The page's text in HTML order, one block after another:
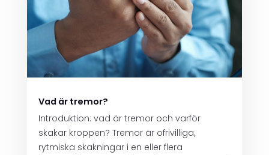
Vad är tremor?
Introduktion: vad är tremor och varför
skakar kroppen? Tremor är ofrivilliga,
rytmiska skakningar i en eller flera